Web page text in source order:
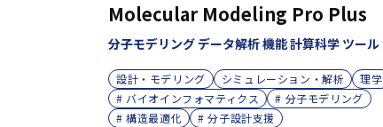
Molecular Modeling Pro Plus
分子モデリング データ解析 機能 計算科学 ツール
設計・モデリング シミュレーション・解析
理学
# バイオインフォマティクス
# 分子モデリング
# 構造最適化
# 分子設計支援